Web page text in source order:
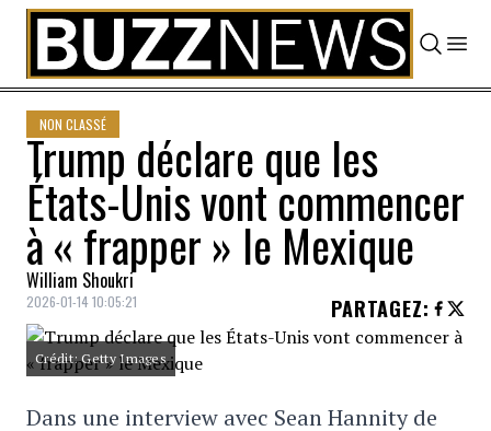
Skip to content
NON CLASSÉ
Trump déclare que les
États-Unis vont commencer
à « frapper » le Mexique
William Shoukri
2026-01-14 10:05:21 PARTAGEZ:
Crédit: Getty Images
Dans une interview avec Sean Hannity de